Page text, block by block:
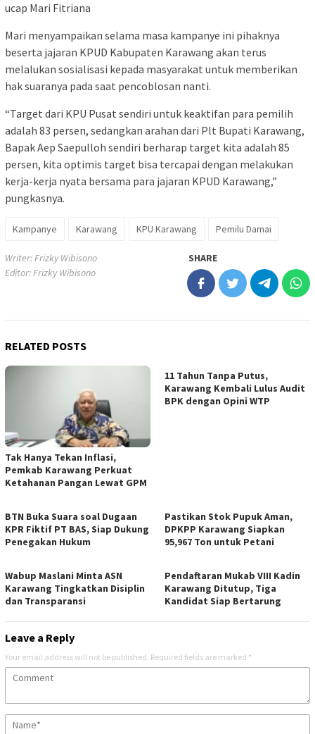
ucap Mari Fitriana
Mari menyampaikan selama masa kampanye ini pihaknya
beserta jajaran KPUD Kabupaten Karawang akan terus
melalukan sosialisasi kepada masyarakat untuk memberikan
hak suaranya pada saat pencoblosan nanti.
“Target dari KPU Pusat sendiri untuk keaktifan para pemilih
adalah 83 persen, sedangkan arahan dari Plt Bupati Karawang,
Bapak Aep Saepulloh sendiri berharap target kita adalah 85
persen, kita optimis target bisa tercapai dengan melakukan
kerja-kerja nyata bersama para jajaran KPUD Karawang,”
pungkasnya.
Kampanye Karawang KPU Karawang Pemilu Damai
Writer: Frizky Wibisono
Editor: Frizky Wibisono
SHARE
RELATED POSTS
Tak Hanya Tekan Inflasi,
Pemkab Karawang Perkuat
Ketahanan Pangan Lewat GPM
11 Tahun Tanpa Putus,
Karawang Kembali Lulus Audit
BPK dengan Opini WTP
BTN Buka Suara soal Dugaan
KPR Fiktif PT BAS, Siap Dukung
Penegakan Hukum
Pastikan Stok Pupuk Aman,
DPKPP Karawang Siapkan
95,967 Ton untuk Petani
Wabup Maslani Minta ASN
Karawang Tingkatkan Disiplin
dan Transparansi
Pendaftaran Mukab VIII Kadin
Karawang Ditutup, Tiga
Kandidat Siap Bertarung
Leave a Reply
Your email address will not be published. Required fields are marked *